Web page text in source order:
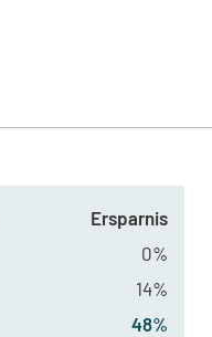
Ersparnis
0%
14%
48%